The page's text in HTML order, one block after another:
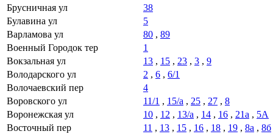
Брусничная ул
38
Булавина ул
5
Варламова ул
80 , 89
Военный Городок тер
1
Вокзальная ул
13 , 15 , 23 , 3 , 9
Володарского ул
2 , 6 , 6/1
Волочаевский пер
4
Воровского ул
11/1 , 15/а , 25 , 27 , 8
Воронежская ул
10 , 12 , 13/а , 14 , 16 , 21а , 5А
Восточный пер
11 , 13 , 15 , 16 , 18 , 19 , 8а , 8б